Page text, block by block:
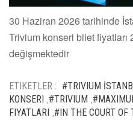
30 Haziran 2026 tarihinde
Trivium konseri bilet fiyatları
değişmektedir
ETIKETLER : #TRIVIUM
KONSERI #TRIVIUM
FIYATLARI #IN THE COURT OF